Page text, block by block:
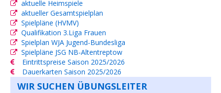
aktuelle Heimspiele
aktueller Gesamtspielplan
Spielpläne (HVMV)
Qualifikation 3.Liga Frauen
Spielplan WJA Jugend-Bundesliga
Spielpläne JSG NB-Altentreptow
Eintrittspreise Saison 2025/2026
Dauerkarten Saison 2025/2026
WIR SUCHEN ÜBUNGSLEITER